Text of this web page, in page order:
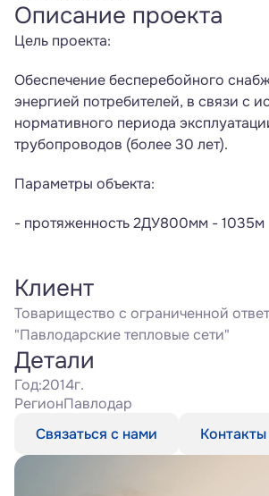
Описание проекта
Цель проекта:
Обеспечение бесперебойного
энергией потребителей, в связи с
нормативного периода
трубопроводов (более 30 лет).
Параметры объекта:
- протяженность 2ДУ800мм - 1035м
Клиент
Товарищество с ограниченной
"Павлодарские тепловые сети"
Детали
Год:2014г.
РегионПавлодар
Связаться с нами
Контакты